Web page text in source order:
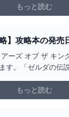
いただければ概要
ィアキン版サイド
もっと読む
】攻略本の発売
ドブックの情報 ゲームサーチ
ーズ オブ ザ キン
す。「ゼルダの伝
売!?」という人は
もっと読む